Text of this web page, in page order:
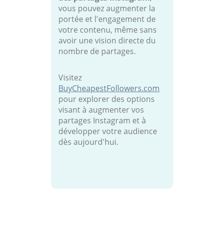
vous pouvez augmenter la
portée et l'engagement de
votre contenu, même sans
avoir une vision directe du
nombre de partages.
Visitez
BuyCheapestFollowers.com
pour explorer des options
visant à augmenter vos
partages Instagram et à
développer votre audience
dès aujourd'hui.